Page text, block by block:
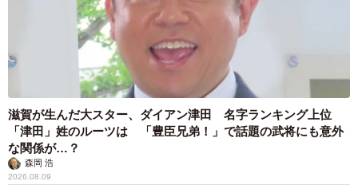
滋賀が生んだ大スター、ダイアン津田 名字ランキング上位
「津田」姓のルーツは 「豊臣兄弟！」で話題の武将にも意外
な関係が…？
森岡 浩
2026.08.09